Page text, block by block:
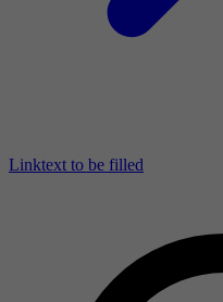
Linktext to be filled